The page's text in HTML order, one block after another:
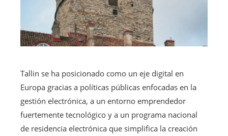
Tallin se ha posicionado como un eje digital en
Europa gracias a políticas públicas enfocadas en la
gestión electrónica, a un entorno emprendedor
fuertemente tecnológico y a un programa nacional
de residencia electrónica que simplifica la creación